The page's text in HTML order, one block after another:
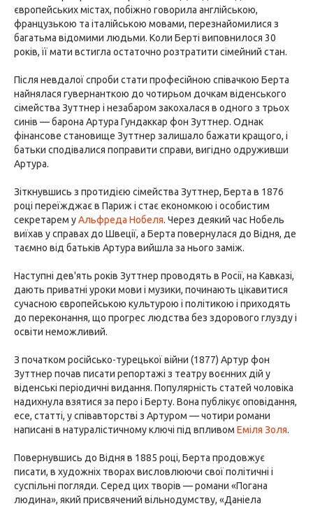
європейських містах, побіжно говорила англійською,
французькою та італійською мовами, перезнайомилися з
багатьма відомими людьми. Коли Берті виповнилося 30
років, її мати встигла остаточно розтратити сімейний стан.
Після невдалої спроби стати професійною співачкою Берта
найнялася гувернанткою до чотирьом дочкам віденського
сімейства Зуттнер і незабаром закохалася в одного з трьох
синів — барона Артура Гундаккар фон Зуттнер. Однак
фінансове становище Зуттнер залишало бажати кращого, і
батьки сподівалися поправити справи, вигідно одруживши
Артура.
Зіткнувшись з протидією сімейства Зуттнер, Берта в 1876
році переїжджає в Париж і стає економкою і особистим
секретарем уАльфреда Нобеля. Через деякий час Нобель
виїхав у справах до Швеції, а Берта повернулася до Відня, де
таємно від батьків Артура вийшла за нього заміж.
Наступні дев'ять років Зуттнер проводять в Росії, на Кавказі,
дають приватні уроки мови і музики, починають цікавитися
сучасною європейською культурою і політикою і приходять
до переконання, що прогрес людства без здорового глузду і
освіти неможливий.
З початком російсько-турецької війни (1877) Артур фон
Зуттнер почав писати репортажі з театру воєнних дій у
віденські періодичні видання. Популярність статей чоловіка
надихнула взятися за перо і Берту. Вона публікує оповідання,
есе, статті, у співавторстві з Артуром — чотири романи
написані в натуралістичному ключі під впливом Еміля Золя.
Повернувшись до Відня в 1885 році, Берта продовжує
писати, в художніх творах висловлюючи свої політичні і
суспільні погляди. Серед цих творів — романи «Погана
людина», який присвячений вільнодумству, «Даніела